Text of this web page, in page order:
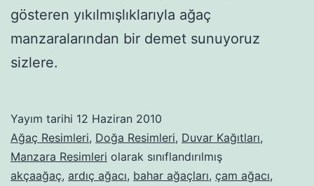
gösteren yıkılmışlıklarıyla ağaç
manzaralarından bir demet sunuyoruz
sizlere.
Yayım tarihi 12 Haziran 2010
Ağaç Resimleri, Doğa Resimleri, Duvar Kağıtları,
Manzara Resimleri olarak sınıflandırılmış
akçaağaç, ardıç ağacı, bahar ağaçları, çam ağacı,